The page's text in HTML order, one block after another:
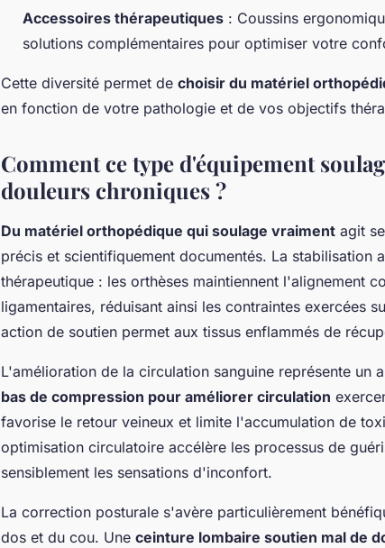
Accessoires thérapeutiques : Coussins
solutions complémentaires pour optimiser votre
Cette diversité permet de choisir du matériel
en fonction de votre pathologie et de vos objectifs
Comment ce type d'équipement
douleurs chroniques ?
Du matériel orthopédique qui soulage vraiment agit
précis et scientifiquement documentés. La stabilisation
thérapeutique : les orthèses maintiennent l'alignement
ligamentaires, réduisant ainsi les contraintes exercées
action de soutien permet aux tissus enflammés de
L'amélioration de la circulation sanguine représente un
bas de compression pour améliorer circulation
favorise le retour veineux et limite l'accumulation de
optimisation circulatoire accélère les processus de
sensiblement les sensations d'inconfort.
La correction posturale s'avère particulièrement
dos et du cou. Une ceinture lombaire soutien mal de